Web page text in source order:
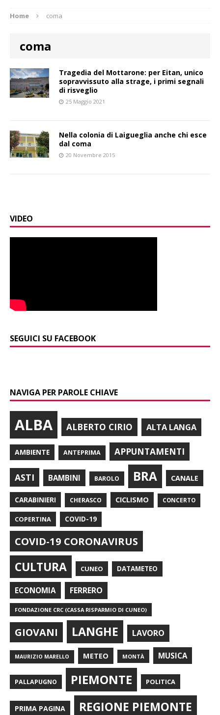
Home coma
coma
Tragedia del Mottarone: per Eitan, unico
sopravvissuto alla strage, i primi segnali
di risveglio
25 Maggio 2021
Nella colonia di Laigueglia anche chi esce
dal coma
20 Novembre 2015
VIDEO
SEGUICI SU FACEBOOK
NAVIGA PER PAROLE CHIAVE
ALBA ALBERTO CIRIO ALTA LANGA
AMBIENTE ANTEPRIMA APPUNTAMENTI
ASTI BAMBINI BAROLO BRA CANALE
CARABINIERI CHERASCO CICLISMO CONCERTO
COPERTINA COVID-19
COVID-19 CORONAVIRUS
CULTURA CUNEO DATAMETEO
ECONOMIA FERRERO
FONDAZIONE CRC (CASSA RISPARMIO DI CUNEO)
GIOVANI LANGHE LAVORO
MAURIZIO MARELLO METEO MONTÀ MUSICA
PALLAPUGNO PIEMONTE POLITICA
PRIMA PAGINA REGIONE PIEMONTE